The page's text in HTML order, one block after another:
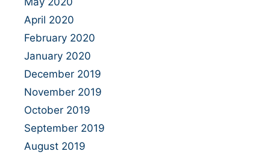
April 2020
February 2020
January 2020
December 2019
November 2019
October 2019
September 2019
August 2019